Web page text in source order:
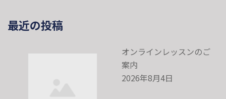
最近の投稿
オンラインレッスンのご
案内
2026年8月4日